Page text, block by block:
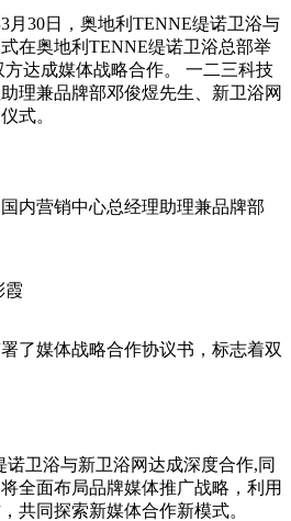
3月30日，奥地利TENNE缇诺卫浴与
在奥地利TENNE缇诺卫浴总部举
达成媒体战略合作。 一二三科技
理兼品牌部邓俊煜先生、新卫浴网
式。
内营销中心总经理助理兼品牌部
霞
了媒体战略合作协议书，标志着双
卫浴与新卫浴网达成深度合作,同
全面布局品牌媒体推广战略，利用
共同探索新媒体合作新模式。